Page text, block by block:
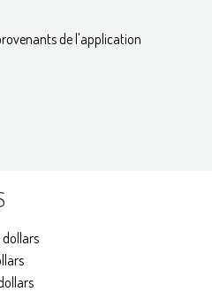
de l'application
dollars